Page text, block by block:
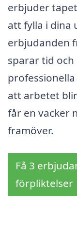
erbjuder
att fylla i dina
erbjudanden
sparar tid
att arbetet
får en vacker
framöver.
Få 3
förpliktelser